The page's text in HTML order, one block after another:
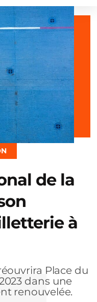
de la
à
Place du
dans une
renouvelée.